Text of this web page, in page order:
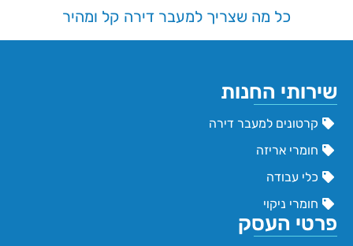
כל מה שצריך למעבר דירה קל ומהיר
שירותי החנות
קרטונים למעבר דירה
חומרי אריזה
כלי עבודה
חומרי ניקוי
פרטי העסק